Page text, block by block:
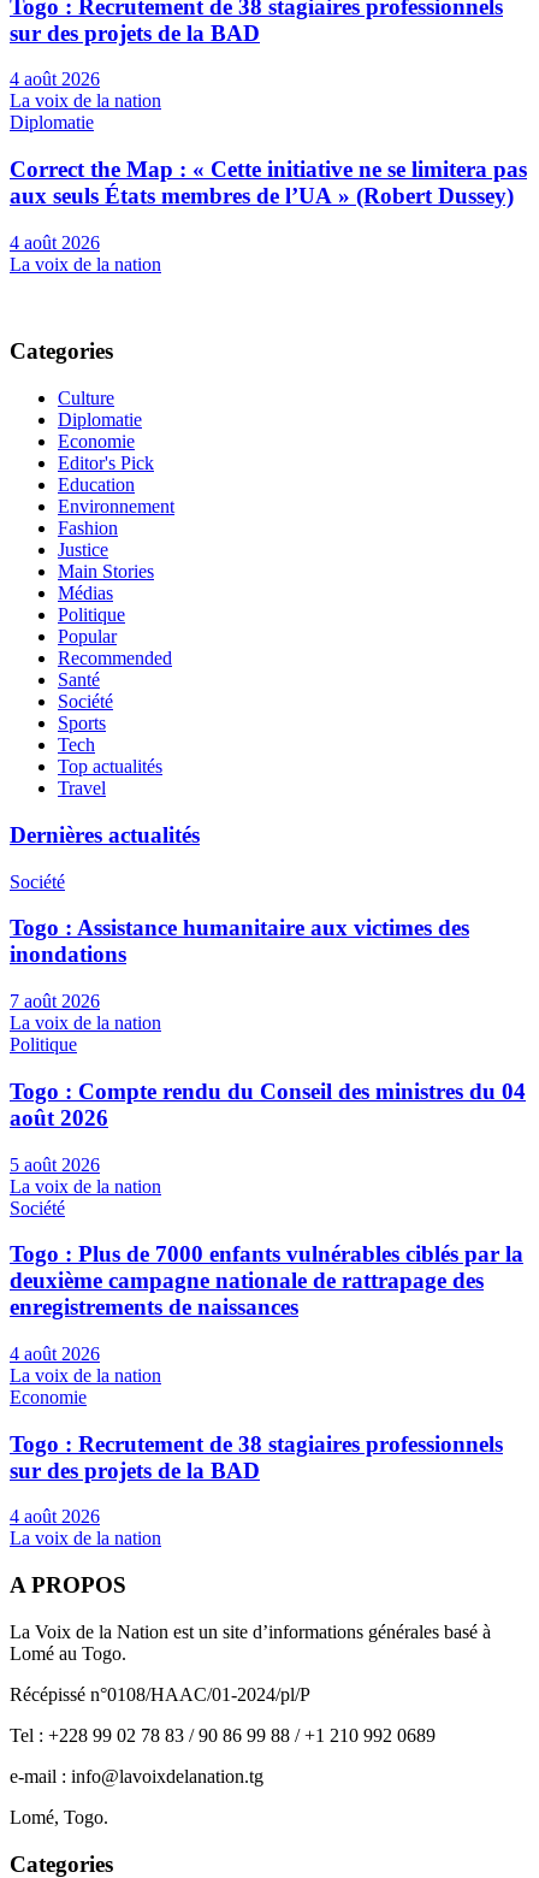
Togo : Recrutement de 38 stagiaires professionnels
sur des projets de la BAD
4 août 2026
La voix de la nation
Diplomatie
Correct the Map : « Cette initiative ne se limitera pas
aux seuls États membres de l’UA » (Robert Dussey)
4 août 2026
La voix de la nation
Categories
Culture
Diplomatie
Economie
Editor's Pick
Education
Environnement
Fashion
Justice
Main Stories
Médias
Politique
Popular
Recommended
Santé
Société
Sports
Tech
Top actualités
Travel
Dernières actualités
Société
Togo : Assistance humanitaire aux victimes des
inondations
7 août 2026
La voix de la nation
Politique
Togo : Compte rendu du Conseil des ministres du 04
août 2026
5 août 2026
La voix de la nation
Société
Togo : Plus de 7000 enfants vulnérables ciblés par la
deuxième campagne nationale de rattrapage des
enregistrements de naissances
4 août 2026
La voix de la nation
Economie
Togo : Recrutement de 38 stagiaires professionnels
sur des projets de la BAD
4 août 2026
La voix de la nation
A PROPOS
La Voix de la Nation est un site d’informations générales basé à
Lomé au Togo.
Récépissé n°0108/HAAC/01-2024/pl/P
Tel : +228 99 02 78 83 / 90 86 99 88 / +1 210 992 0689
e-mail : info@lavoixdelanation.tg
Lomé, Togo.
Categories